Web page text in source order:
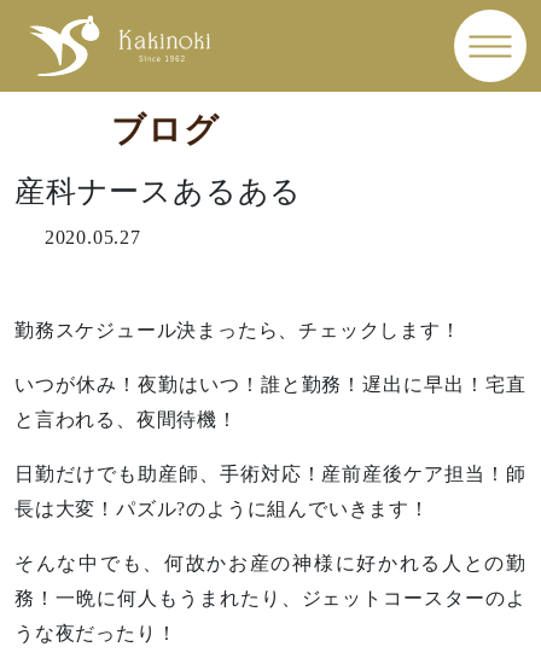
ブログ
産科ナースあるある
2020.05.27
勤務スケジュール決まったら、チェックします！
いつが休み！夜勤はいつ！誰と勤務！遅出に早出！宅直
と言われる、夜間待機！
日勤だけでも助産師、手術対応！産前産後ケア担当！師
長は大変！パズル?のように組んでいきます！
そんな中でも、何故かお産の神様に好かれる人との勤
務！一晩に何人もうまれたり、ジェットコースターのよ
うな夜だったり！